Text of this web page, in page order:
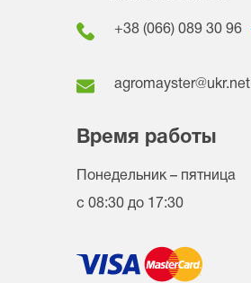
+38 (066) 089 30 96
agromayster@ukr.net
Время работы
Понедельник – пятница
с 08:30 до 17:30